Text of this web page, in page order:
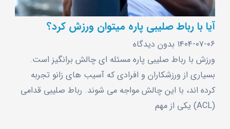
آیا با رباط صلیبی پاره میتوان ورزش کرد؟
۱۴۰۴-۰۷-۰۶ بدون دیدگاه
ورزش با رباط صلیبی پاره مسئله ‌ای چالش برانگیز است.
بسیاری از ورزشکاران و افرادی که آسیب‌ های زانو تجربه
کرده ‌اند، با این چالش مواجه می‌ شوند. رباط صلیبی قدامی
(ACL) یکی از مهم